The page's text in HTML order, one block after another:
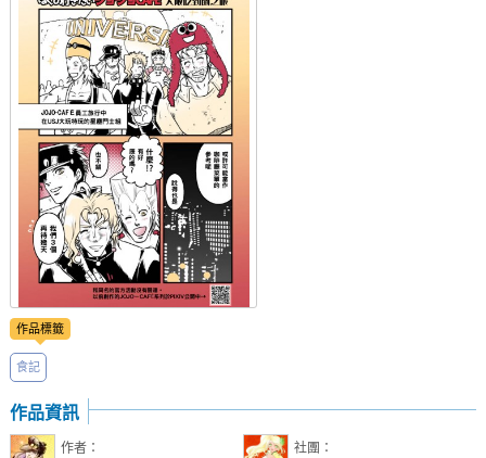
註冊會員
登入
作品標籤
食記
作品資訊
作者： 社團：